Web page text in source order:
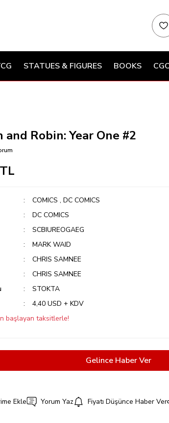
STATUES & FIGURES BOOKS
and Robin: Year One #2
COMICS , DC COMICS
DC COMICS
SCBIUREOGAEG
MARK WAID
CHRIS SAMNEE
CHRIS SAMNEE
STOKTA
4,40 USD + KDV
başlayan taksitlerle!
Gelince Haber Ver
Yorum Yaz Fiyatı Düşünce Haber Ver